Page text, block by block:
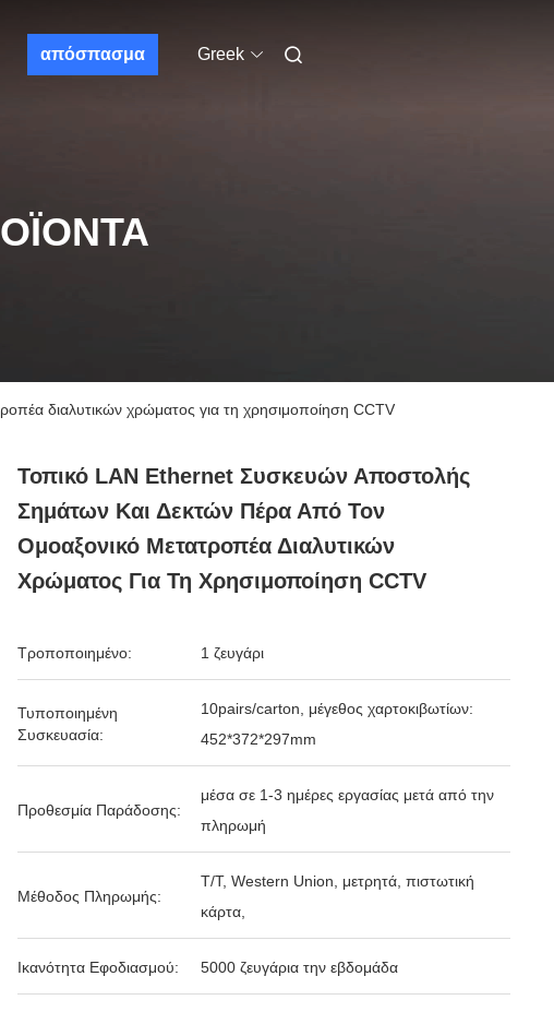
απόσπασμα Greek
διαλυτικών χρώματος για τη χρησιμοποίηση CCTV
Τοπικό LAN Ethernet Συσκευών Αποστολής
Σημάτων Και Δεκτών Πέρα Από Τον
Ομοαξονικό Μετατροπέα Διαλυτικών
Χρώματος Για Τη Χρησιμοποίηση CCTV
Τροποποιημένο: 1 ζευγάρι
Τυποποιημένη
Συσκευασία:
10pairs/carton, μέγεθος χαρτοκιβωτίων:
452*372*297mm
Προθεσμία Παράδοσης:
μέσα σε 1-3 ημέρες εργασίας μετά από την
πληρωμή
Μέθοδος Πληρωμής:
T/T, Western Union, μετρητά, πιστωτική
κάρτα,
Ικανότητα Εφοδιασμού: 5000 ζευγάρια την εβδομάδα